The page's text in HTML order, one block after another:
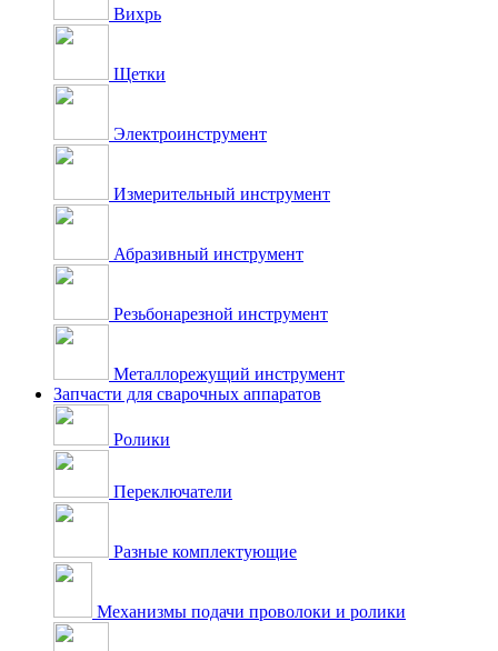
Вихрь
Щетки
Электроинструмент
Измерительный инструмент
Абразивный инструмент
Резьбонарезной инструмент
Металлорежущий инструмент
Запчасти для сварочных аппаратов
Ролики
Переключатели
Разные комплектующие
Механизмы подачи проволоки и ролики